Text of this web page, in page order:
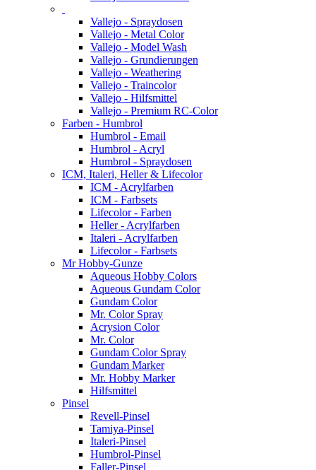
Vallejo - Spraydosen
Vallejo - Metal Color
Vallejo - Model Wash
Vallejo - Grundierungen
Vallejo - Weathering
Vallejo - Traincolor
Vallejo - Hilfsmittel
Vallejo - Premium RC-Color
Farben - Humbrol
Humbrol - Email
Humbrol - Acryl
Humbrol - Spraydosen
ICM, Italeri, Heller & Lifecolor
ICM - Acrylfarben
ICM - Farbsets
Lifecolor - Farben
Heller - Acrylfarben
Italeri - Acrylfarben
Lifecolor - Farbsets
Mr Hobby-Gunze
Aqueous Hobby Colors
Aqueous Gundam Color
Gundam Color
Mr. Color Spray
Acrysion Color
Mr. Color
Gundam Color Spray
Gundam Marker
Mr. Hobby Marker
Hilfsmittel
Pinsel
Revell-Pinsel
Tamiya-Pinsel
Italeri-Pinsel
Humbrol-Pinsel
Faller-Pinsel